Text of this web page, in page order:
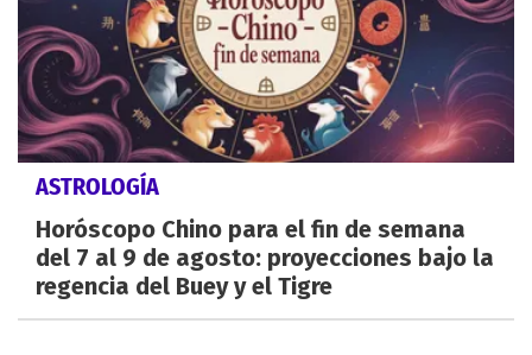
ASTROLOGÍA
Horóscopo Chino para el fin de semana
del 7 al 9 de agosto: proyecciones bajo la
regencia del Buey y el Tigre